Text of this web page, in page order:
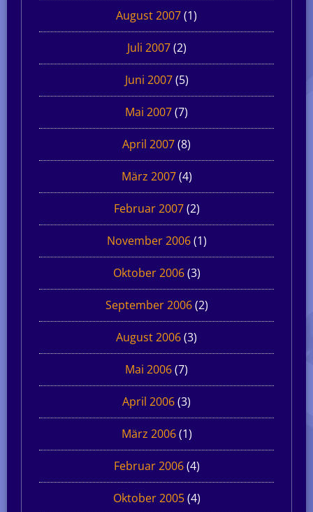
August 2007(1)
Juli 2007(2)
Juni 2007(5)
Mai 2007(7)
April 2007(8)
März 2007(4)
Februar 2007(2)
November 2006(1)
Oktober 2006(3)
September 2006(2)
August 2006(3)
Mai 2006(7)
April 2006(3)
März 2006(1)
Februar 2006(4)
Oktober 2005(4)